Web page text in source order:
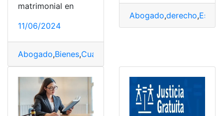
matrimonial en
11/06/2024
Abogado,Bienes,Cuánto
Abogado,derecho,